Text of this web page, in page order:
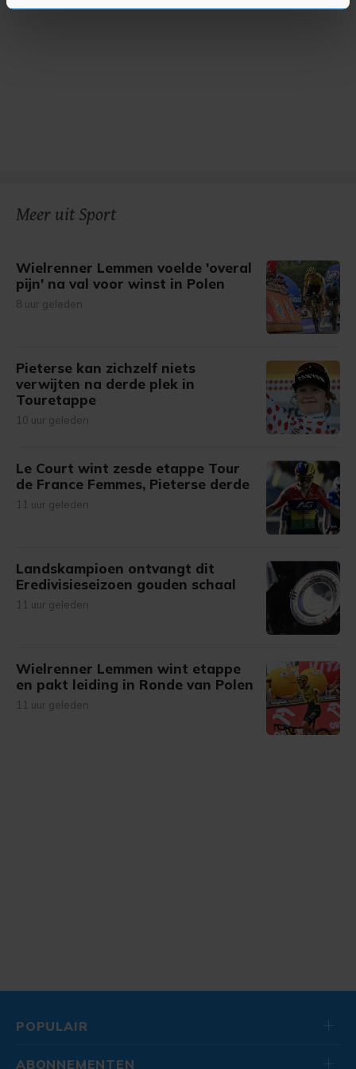
U kunt uw toestemming op elk moment wijzigen of
Meer uit Sport
Wielrenner Lemmen voelde 'overal
pijn' na val voor winst in Polen
8 uur geleden
Pieterse kan zichzelf niets
verwijten na derde plek in
Touretappe
10 uur geleden
Le Court wint zesde etappe Tour
de France Femmes, Pieterse derde
11 uur geleden
Landskampioen ontvangt dit
Eredivisieseizoen gouden schaal
11 uur geleden
Wielrenner Lemmen wint etappe
en pakt leiding in Ronde van Polen
11 uur geleden
POPULAIR
ABONNEMENTEN